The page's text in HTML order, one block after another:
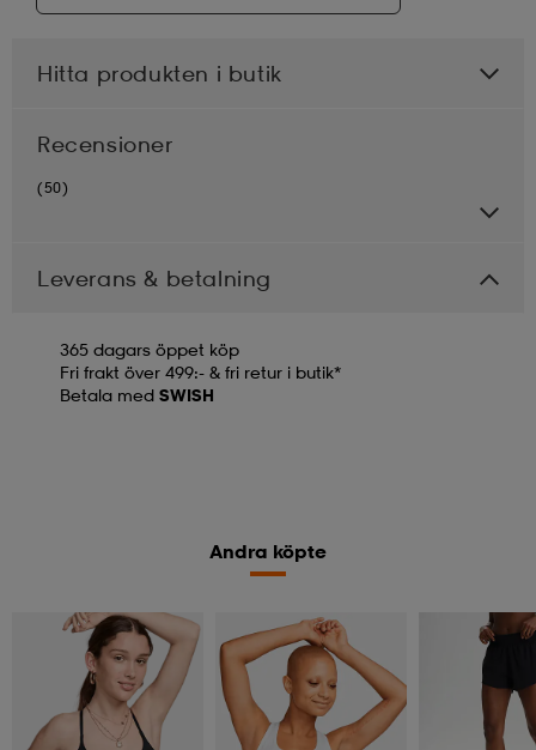
Hitta produkten i butik
Recensioner
(50)
Leverans & betalning
365 dagars öppet köp
Fri frakt över 499:- & fri retur i butik*
Betala med SWISH
Andra köpte